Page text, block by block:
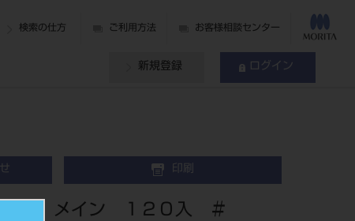
検索の仕方 ご利用方法 お客様相談センター
新規登録 ログイン
印刷
ント メイン １２０入 ＃